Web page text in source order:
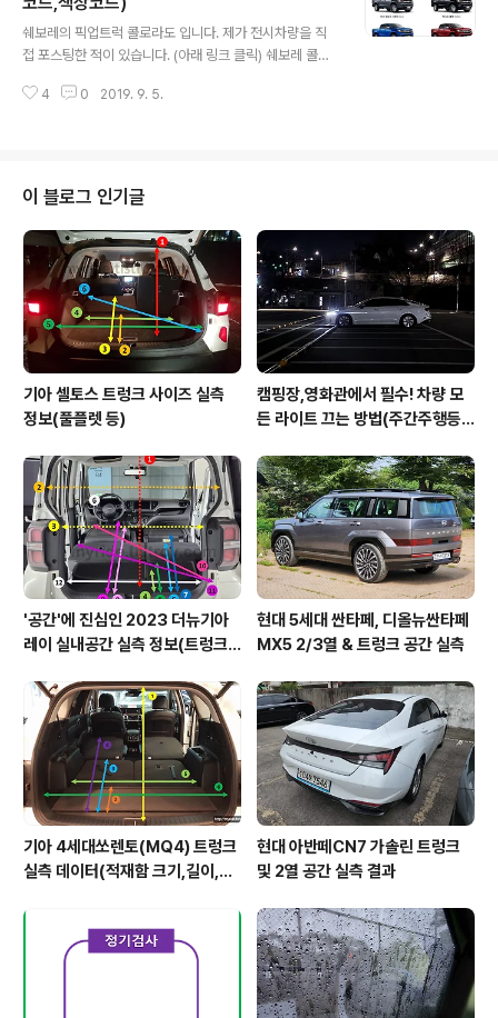
보겠습니다. 일단 3탄 휠종류에서 안내해드린 바와 같이트
레일블레이저는 차량 등급에 따라 선택할 수 있는 휠 디자
인이 다른데마찬가지로 등급에 따라 색상 차등이 있습니
다. 앞선 포스팅에서 설명드린 바와 같이쉐보레 트레일블..
쉐보레의 픽업트럭 콜로라도 입니다. 제가 전시차량을 직
접 포스팅한 적이 있습니다. (아래 링크 클릭) 쉐보레 콜로
레이드 실버같은 무채색이 좋긴 합니다만, 오히려 이런 픽
보레 콜로라도 색상 정보] 퓨어 화이트, GAZ 스위치 블레
이드 실버, GAN 다크 쉐도우 그레이, GJI (알파펫 i) 턱시
도 블랙, GBA 오션 블루, GD1 (숫자 1) 스칼렛 레드, GPJ
* 출처 : 쉐보레
4 0 2019. 9. 5.
이 블로그 인기글
기아 셀토스 트렁크 사이즈 실측
정보(풀플렛 등)
캠핑장,영화관에서 필수! 차량 모
든 라이트 끄는 방법(주간주행등D
'공간'에 진심인 2023 더뉴기아
레이 실내공간 실측 정보(트렁크,
현대 5세대 싼타페, 디올뉴싼타페
MX5 2/3열 & 트렁크 공간 실측
기아 4세대쏘렌토(MQ4) 트렁크
실측 데이터(적재함 크기,길이,높
현대 아반떼CN7 가솔린 트렁크
및 2열 공간 실측 결과